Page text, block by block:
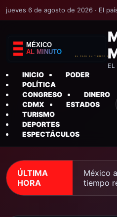
jueves 6 de agosto de 2026 · El
INICIO
PODER
POLÍTICA
CONGRESO
DINERO
CDMX
ESTADOS
TURISMO
DEPORTES
ESPECTÁCULOS
ÚLTIMA
HORA
México
tiempo